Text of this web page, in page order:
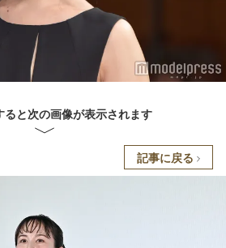
ると次の画像が表示されます
記事に戻る